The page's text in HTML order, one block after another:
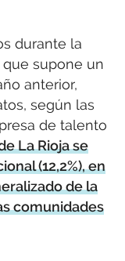
durante la
supone un
anterior,
según las
de talento
La Rioja se
(12,2%), en
de la
comunidades